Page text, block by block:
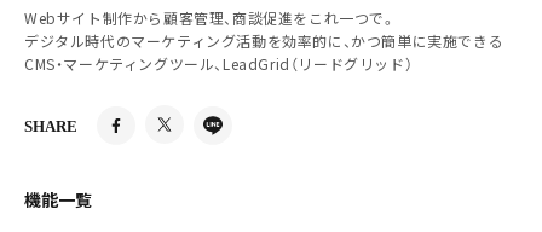
Webサイト制作から顧客管理、商談促進をこれ一つで。
デジタル時代のマーケティング活動を効率的に、かつ簡単に実施できる
CMS・マーケティングツール、LeadGrid（リードグリッド）
SHARE
機能一覧